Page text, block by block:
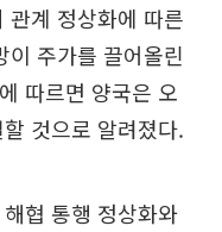
관계 정상화에 따른
이 주가를 끌어올린
따르면 양국은 오
것으로 알려졌다.
협 통행 정상화와